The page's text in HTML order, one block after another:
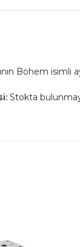
Bohem isimli
Stokta